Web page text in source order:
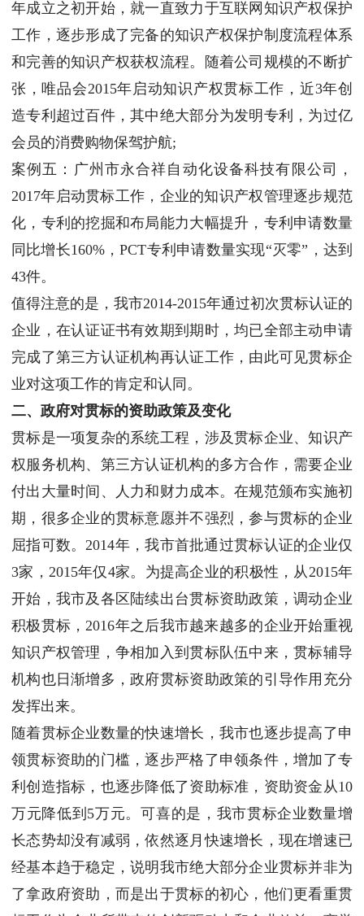
年成立之初开始，就一直致力于互联网知识产权保护
工作，逐步形成了完备的知识产权保护制度流程体系
和完善的知识产权获权流程。随着公司规模的不断扩
张，唯品会2015年启动知识产权贯标工作，近3年创
造专利超过百件，其中绝大部分为发明专利，为过亿
会员的消费购物保驾护航;
案例五：广州市永合祥自动化设备科技有限公司，
2017年启动贯标工作，企业的知识产权管理逐步规范
化，专利的挖掘和布局能力大幅提升，专利申请数量
同比增长160%，PCT专利申请数量实现“灭零”，达到
43件。
值得注意的是，我市2014-2015年通过初次贯标认证的
企业，在认证证书有效期到期时，均已全部主动申请
完成了第三方认证机构再认证工作，由此可见贯标企
业对这项工作的肯定和认同。
二、政府对贯标的资助政策及变化
贯标是一项复杂的系统工程，涉及贯标企业、知识产
权服务机构、第三方认证机构的多方合作，需要企业
付出大量时间、人力和财力成本。在规范颁布实施初
期，很多企业的贯标意愿并不强烈，参与贯标的企业
屈指可数。2014年，我市首批通过贯标认证的企业仅
3家，2015年仅4家。为提高企业的积极性，从2015年
开始，我市及各区陆续出台贯标资助政策，调动企业
积极贯标，2016年之后我市越来越多的企业开始重视
知识产权管理，争相加入到贯标队伍中来，贯标辅导
机构也日渐增多，政府贯标资助政策的引导作用充分
发挥出来。
随着贯标企业数量的快速增长，我市也逐步提高了申
领贯标资助的门槛，逐步严格了申领条件，增加了专
利创造指标，也逐步降低了资助标准，资助资金从10
万元降低到5万元。可喜的是，我市贯标企业数量增
长态势却没有减弱，依然逐月快速增长，现在增速已
经基本趋于稳定，说明我市绝大部分企业贯标并非为
了拿政府资助，而是出于贯标的初心，他们更看重贯